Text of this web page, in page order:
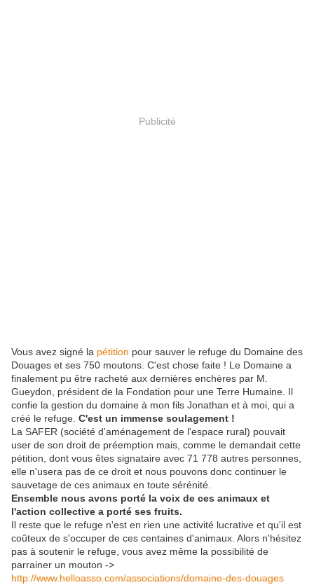
Publicité
Vous avez signé la pétition pour sauver le refuge du Domaine des
Douages et ses 750 moutons. C'est chose faite ! Le Domaine a
finalement pu être racheté aux dernières enchères par M.
Gueydon, président de la Fondation pour une Terre Humaine. Il
confie la gestion du domaine à mon fils Jonathan et à moi, qui a
créé le refuge. C'est un immense soulagement !
La SAFER (société d'aménagement de l'espace rural) pouvait
user de son droit de préemption mais, comme le demandait cette
pétition, dont vous êtes signataire avec 71 778 autres personnes,
elle n'usera pas de ce droit et nous pouvons donc continuer le
sauvetage de ces animaux en toute sérénité.
Ensemble nous avons porté la voix de ces animaux et
l'action collective a porté ses fruits.
Il reste que le refuge n'est en rien une activité lucrative et qu'il est
coûteux de s'occuper de ces centaines d'animaux. Alors n'hésitez
pas à soutenir le refuge, vous avez même la possibilité de
parrainer un mouton ->
http://www.helloasso.com/associations/domaine-des-douages